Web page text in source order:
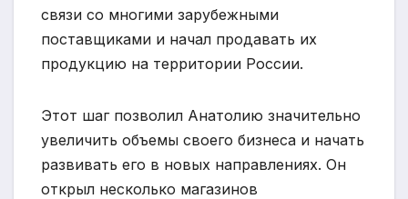
связи со многими зарубежными
поставщиками и начал продавать их
продукцию на территории России.
Этот шаг позволил Анатолию значительно
увеличить объемы своего бизнеса и начать
развивать его в новых направлениях. Он
открыл несколько магазинов